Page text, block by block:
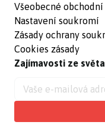
Všeobecné
Nastavení soukromí
Zásady ochrany
Cookies zásady
Zajímavosti ze